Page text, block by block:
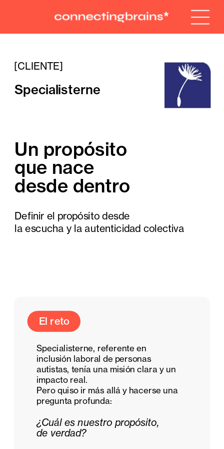
Un propósito
que nace
desde dentro
Definir el propósito desde
la escucha y la autenticidad colectiva
El reto
Specialisterne, referente en
inclusión laboral de personas
autistas, tenía una misión clara y un
impacto real.
Pero quiso ir más allá y hacerse una
pregunta profunda:
¿Cuál es nuestro propósito,
de verdad?
[CLIENTE]
Specialisterne